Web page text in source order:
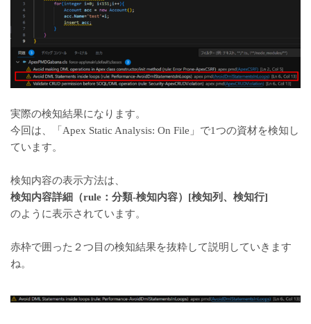
実際の検知結果になります。
今回は、「Apex Static Analysis: On File」で1つの資材を検知し
ています。
検知内容の表示方法は、
検知内容詳細（rule：分類-検知内容）[検知列、検知行]
のように表示されています。
赤枠で囲った２つ目の検知結果を抜粋して説明していきます
ね。